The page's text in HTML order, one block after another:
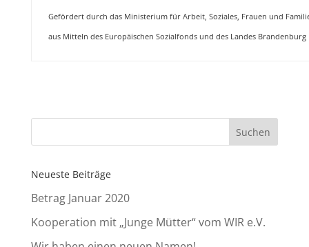
Gefördert durch das Ministerium für Arbeit, Soziales, Frauen und
aus Mitteln des Europäischen Sozialfonds und des Landes Brandenburg
Neueste Beiträge
Betrag Januar 2020
Kooperation mit „Junge Mütter“ vom WIR e.V.